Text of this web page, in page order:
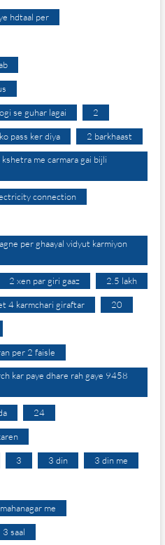
hdtaal per
se guhar lagai 2
pass ker diya 2 barkhaast
me carmara gai bijli
connection
per ghaayal vidyut karmiyon
2 xen par giri gaaz 2.5 lakh
4 karmchari giraftar 20
per 2 faisle
kar paye dhare rah gaye 9458
24
3 3 din 3 din me
me
3 saal